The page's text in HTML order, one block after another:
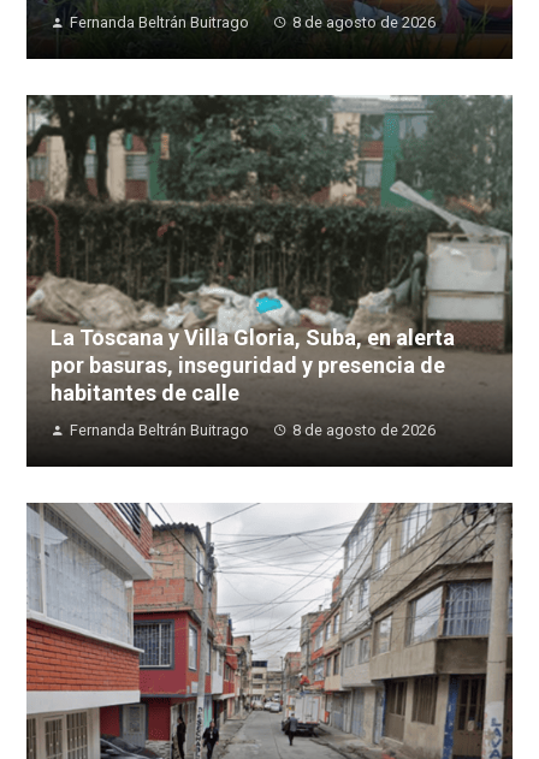
Fernanda Beltrán Buitrago 8 de agosto de 2026
La Toscana y Villa Gloria, Suba, en alerta
por basuras, inseguridad y presencia de
habitantes de calle
Fernanda Beltrán Buitrago 8 de agosto de 2026